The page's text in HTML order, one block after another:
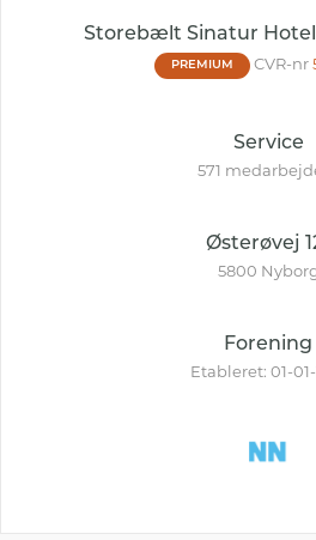
Storebælt Sinatur
PREMIUM CVR-nr
Service
571
Østerøvej
5800
Forening
Etableret: 01-01-